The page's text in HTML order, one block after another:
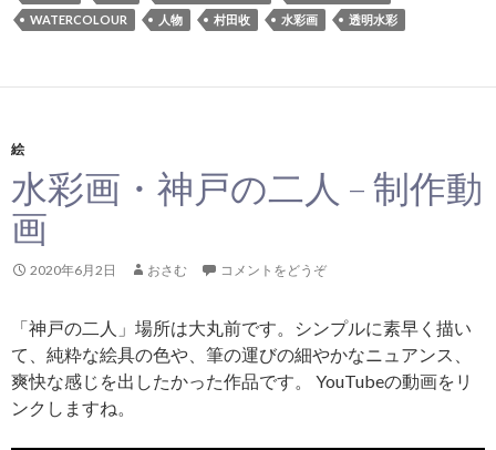
WATERCOLOUR
人物 村田收 水彩画 透明水彩
絵
水彩画・神戸の二人 – 制作動
画
2020年6月2日 おさむ コメントをどうぞ
「神戸の二人」場所は大丸前です。シンプルに素早く描い
て、純粋な絵具の色や、筆の運びの細やかなニュアンス、
爽快な感じを出したかった作品です。 YouTubeの動画をリ
ンクしますね。